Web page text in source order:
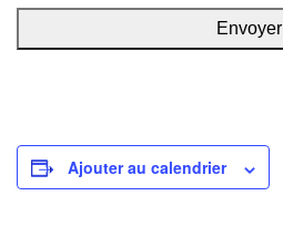
Ajouter au calendrier